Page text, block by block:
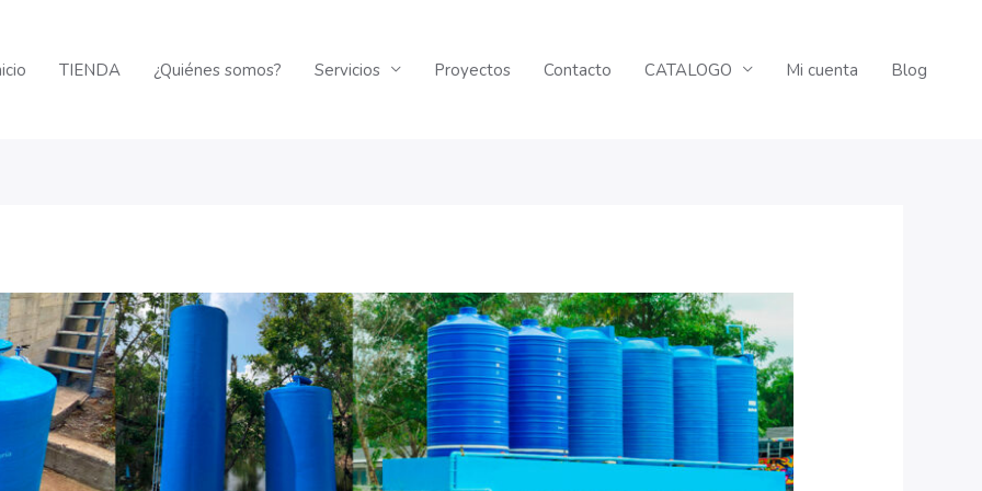
TIENDA ¿Quiénes somos? Servicios Proyectos Contacto CATALOGO Mi cuenta Blog